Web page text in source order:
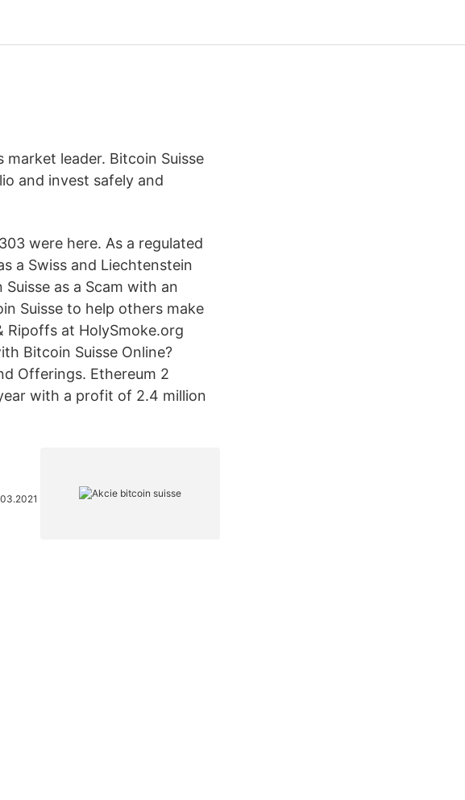
leader. Bitcoin Suisse
and invest safely and
were here. As a regulated
a Swiss and Liechtenstein
as a Scam with an
Suisse to help others make
Ripoffs at HolySmoke.org
Bitcoin Suisse Online?
Offerings. Ethereum 2
with a profit of 2.4 million